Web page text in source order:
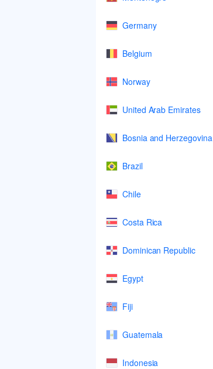
Germany
Belgium
Norway
United Arab Emirates
Bosnia and Herzegovina
Brazil
Chile
Costa Rica
Dominican Republic
Egypt
Fiji
Guatemala
Indonesia